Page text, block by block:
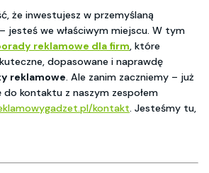
że inwestujesz w przemyślaną
jesteś we właściwym miejscu. W tym
reklamowe dla firm, które
dopasowane i naprawdę
reklamowe. Ale zanim zaczniemy – już
kontaktu z naszym zespołem
kontakt. Jesteśmy tu,